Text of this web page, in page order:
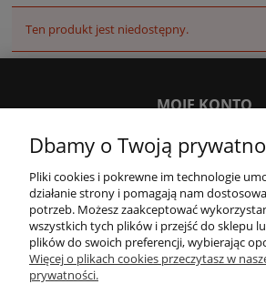
Ten produkt jest niedostępny.
MOJE KONTO
INFORMACJE
O NAS
Sklep internetowy Shoper.pl,
Dbamy o Twoją
Pliki cookies i pokrewne im technologie
działanie strony i pomagają nam
potrzeb. Możesz zaakceptować
wszystkich tych plików i przejść do sklepu
plików do swoich preferencji, wybierając
Więcej o plikach cookies przeczytasz w
prywatności.